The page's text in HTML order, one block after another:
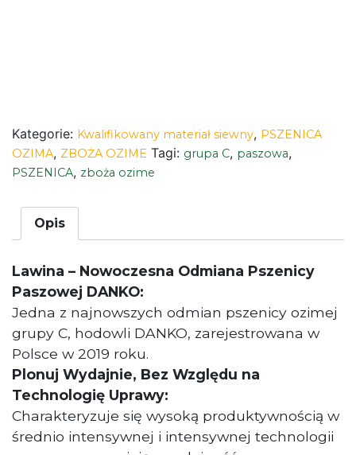
Kategorie: Kwalifikowany materiał siewny, PSZENICA
OZIMA, ZBOŻA OZIME Tagi: grupa C, paszowa,
PSZENICA, zboża ozime
Opis
Lawina – Nowoczesna Odmiana Pszenicy
Paszowej DANKO:
Jedna z najnowszych odmian pszenicy ozimej
grupy C, hodowli DANKO, zarejestrowana w
Polsce w 2019 roku.
Plonuj Wydajnie, Bez Względu na
Technologię Uprawy:
Charakteryzuje się wysoką produktywnością w
średnio intensywnej i intensywnej technologii